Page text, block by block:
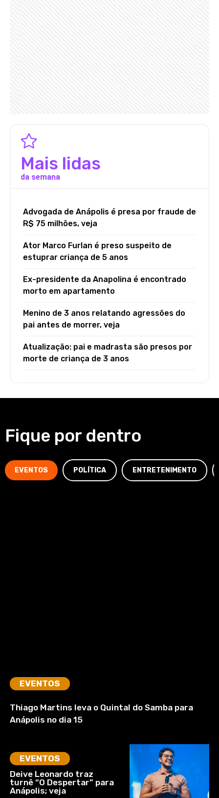
Mais lidas
da semana
Advogada de Anápolis é presa por fraude de
R$ 75 milhões, veja
Ator Marco Furlan é preso suspeito de
estuprar criança de 5 anos
Ex-presidente da Anapolina é encontrado
morto em apartamento
Menino de 3 anos relatando agressões do
pai antes de morrer, veja
Atualização: pai e madrasta são presos por
morte de criança de 3 anos
Fique por dentro
EVENTOS POLÍTICA ENTRETENIMENTO
EVENTOS
Thiago Martins leva o Quintal do Samba para
Anápolis no dia 15
EVENTOS
Deive Leonardo traz
turnê “O Despertar” para
Anápolis; veja